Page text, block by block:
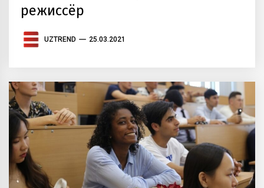
режиссёр
UZTREND 25.03.2021